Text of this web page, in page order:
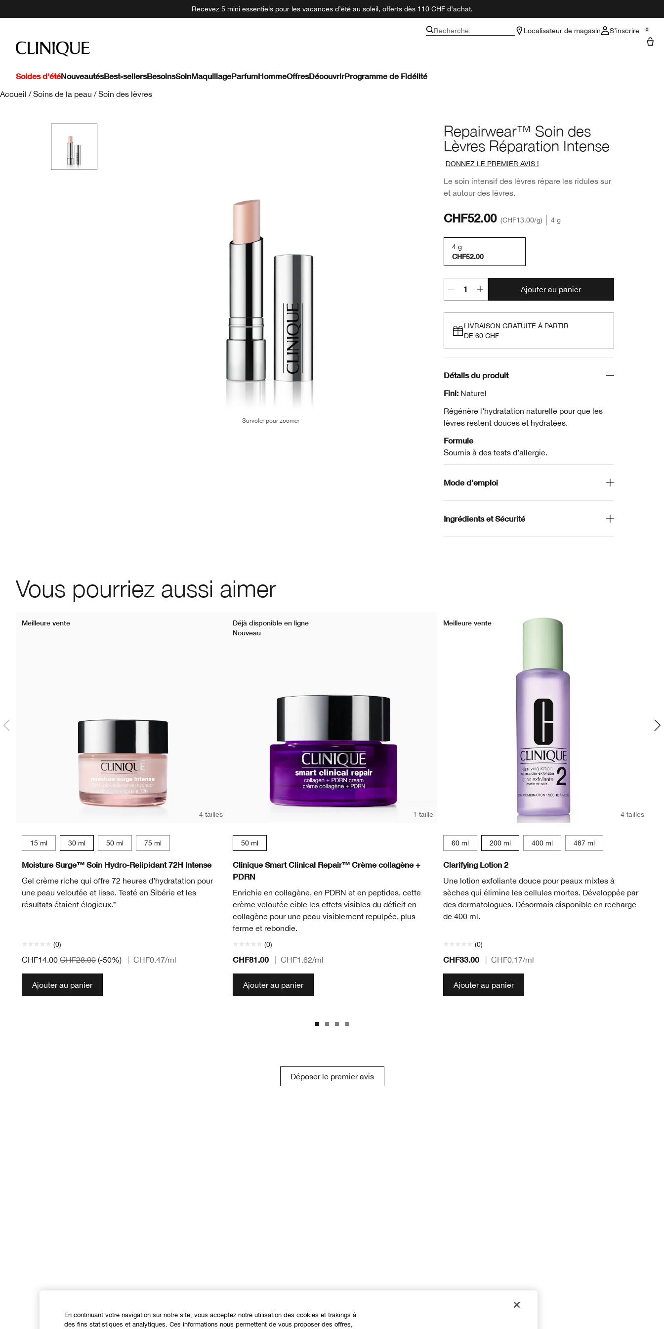
Recevez 5 mini essentiels pour les vacances d’été au soleil, offerts dès 110 CHF d’achat.
Recherche Localisateur de magasin S’inscrire 0
Soldes d'étéNouveautésBest-sellersBesoinsSoinMaquillageParfumHommeOffresDécouvrirProgramme de Fidélité
Accueil / Soins de la peau / Soin des lèvres
Repairwear™ Soin des
Lèvres Réparation Intense
DONNEZ LE PREMIER AVIS !
Le soin intensif des lèvres répare les ridules sur
et autour des lèvres.
Survoler pour zoomer
CHF52.00 CHF13.00/g 4 g
4 g
CHF52.00
Ajouter au panier
LIVRAISON GRATUITE À PARTIR
DE 60 CHF
Détails du produit
Fini: Naturel
Régénère l’hydratation naturelle pour que les
lèvres restent douces et hydratées.
Formule
Soumis à des tests d’allergie.
Mode d'emploi
Ingrédients et Sécurité
Vous pourriez aussi aimer
Meilleure vente
4 tailles
15 ml 30 ml 50 ml 75 ml
Moisture Surge™ Soin Hydro-Relipidant 72H Intense
Gel crème riche qui offre 72 heures d’hydratation pour
une peau veloutée et lisse. Testé en Sibérie et les
résultats étaient élogieux.*
(0)
CHF14.00 CHF28.00 (-50%) CHF0.47/ml
Ajouter au panier
Déjà disponible en ligne
Nouveau
1 taille
50 ml
Clinique Smart Clinical Repair™ Crème collagène +
PDRN
Enrichie en collagène, en PDRN et en peptides, cette
crème veloutée cible les effets visibles du déficit en
collagène pour une peau visiblement repulpée, plus
ferme et rebondie.
(0)
CHF81.00 CHF1.62/ml
Ajouter au panier
Meilleure vente
4 tailles
60 ml 200 ml 400 ml 487 ml
Clarifying Lotion 2
Une lotion exfoliante douce pour peaux mixtes à
sèches qui élimine les cellules mortes. Développée par
des dermatologues. Désormais disponible en recharge
de 400 ml.
(0)
CHF33.00 CHF0.17/ml
Ajouter au panier
Déposer le premier avis
En continuant votre navigation sur notre site, vous acceptez notre utilisation des cookies et trakings à
des fins statistiques et analytiques. Ces informations nous permettent de vous proposer des offres,